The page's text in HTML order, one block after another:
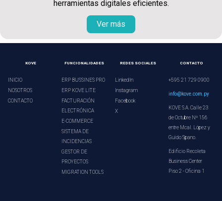
herramientas digitales eficientes.
Ver más
KOVE
INICIO
NOSOTROS
CONTACTO
FUNCIONALIDADES
ERP BUSSINES PRO
ERP KOVE LITE
FACTURACIÓN
ELECTRÓNICA
E-COMMERCE
SISTEMA DE
INCIDENCIAS
GESTOR DE
PROYECTOS
MIGRATION TOOLS
REDES SOCIALES
LinkedIn
Instagram
Facebook
X
CONTACTO
+595 21 729 0900
info@kove.com.py
KOVE S.A. Calle 23
de Octubre Nº 156
entre Mcal. López y
Guido Spano.
Edificio Recoleta
Business Center
Piso 2 - Oficina 1